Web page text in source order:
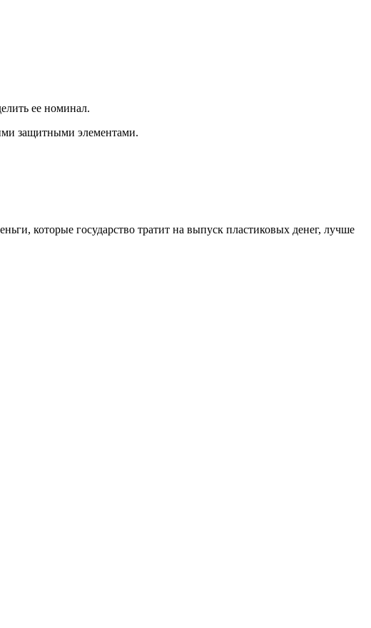
ее номинал.
защитными элементами.
которые государство тратит на выпуск пластиковых денег, лучше